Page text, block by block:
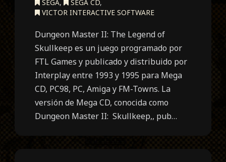
SEGA, SEGA CD,
VICTOR INTERACTIVE SOFTWARE
Dungeon Master II: The Legend of
Skullkeep es un juego programado por
FTL Games y publicado y distribuido por
Interplay entre 1993 y 1995 para Mega
CD, PC98, PC, Amiga y FM-Towns. La
versión de Mega CD, conocida como
Dungeon Master II: Skullkeep,, pub…